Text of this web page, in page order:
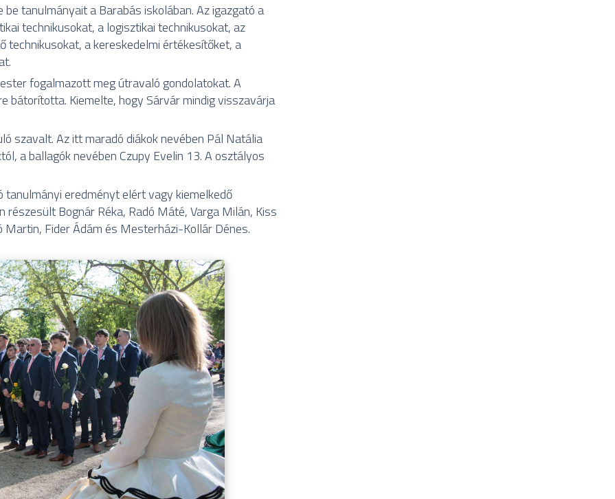
tanulmányait a Barabás iskolában. Az igazgató a
technikusokat, a logisztikai technikusokat, az
a kereskedelmi értékesítőket, a
fogalmazott meg útravaló gondolatokat. A
Kiemelte, hogy Sárvár mindig visszavárja
szavalt. Az itt maradó diákok nevében Pál Natália
a ballagók nevében Czupy Evelin 13. A osztályos
eredményt elért vagy kiemelkedő
Bognár Réka, Radó Máté, Varga Milán, Kiss
Martin, Fider Ádám és Mesterházi-Kollár Dénes.